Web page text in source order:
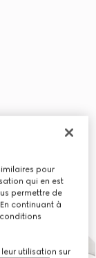
pour
qui en est
permettre de
continuant à
utilisation sur